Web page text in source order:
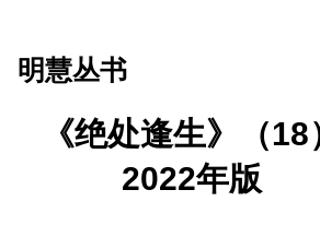
明慧丛书
《绝处逢生》（18
2022年版